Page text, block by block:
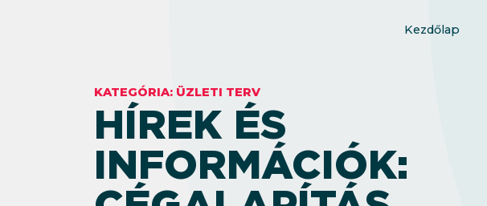
Kezdőlap
KATEGÓRIA: ÜZLETI TERV
HÍREK ÉS
INFORMÁCIÓK: